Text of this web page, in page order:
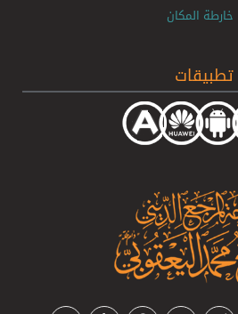
خارطة المكان
تطبيقات